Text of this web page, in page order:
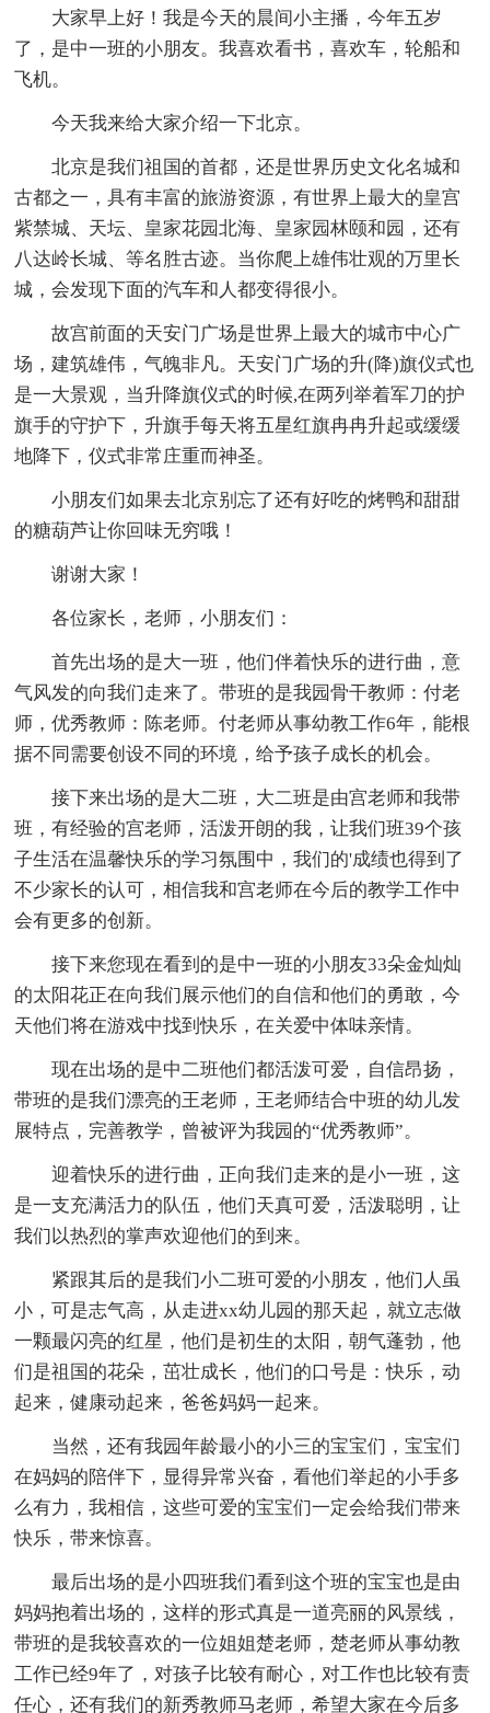
大家早上好！我是今天的晨间小主播，今年五岁
了，是中一班的小朋友。我喜欢看书，喜欢车，轮船和
飞机。
今天我来给大家介绍一下北京。
北京是我们祖国的首都，还是世界历史文化名城和
古都之一，具有丰富的旅游资源，有世界上最大的皇宫
紫禁城、天坛、皇家花园北海、皇家园林颐和园，还有
八达岭长城、等名胜古迹。当你爬上雄伟壮观的万里长
城，会发现下面的汽车和人都变得很小。
故宫前面的天安门广场是世界上最大的城市中心广
场，建筑雄伟，气魄非凡。天安门广场的升(降)旗仪式也
是一大景观，当升降旗仪式的时候,在两列举着军刀的护
旗手的守护下，升旗手每天将五星红旗冉冉升起或缓缓
地降下，仪式非常庄重而神圣。
小朋友们如果去北京别忘了还有好吃的烤鸭和甜甜
的糖葫芦让你回味无穷哦！
谢谢大家！
各位家长，老师，小朋友们：
首先出场的是大一班，他们伴着快乐的进行曲，意
气风发的向我们走来了。带班的是我园骨干教师：付老
师，优秀教师：陈老师。付老师从事幼教工作6年，能根
据不同需要创设不同的环境，给予孩子成长的机会。
接下来出场的是大二班，大二班是由宫老师和我带
班，有经验的宫老师，活泼开朗的我，让我们班39个孩
子生活在温馨快乐的学习氛围中，我们的'成绩也得到了
不少家长的认可，相信我和宫老师在今后的教学工作中
会有更多的创新。
接下来您现在看到的是中一班的小朋友33朵金灿灿
的太阳花正在向我们展示他们的自信和他们的勇敢，今
天他们将在游戏中找到快乐，在关爱中体味亲情。
现在出场的是中二班他们都活泼可爱，自信昂扬，
带班的是我们漂亮的王老师，王老师结合中班的幼儿发
展特点，完善教学，曾被评为我园的“优秀教师”。
迎着快乐的进行曲，正向我们走来的是小一班，这
是一支充满活力的队伍，他们天真可爱，活泼聪明，让
我们以热烈的掌声欢迎他们的到来。
紧跟其后的是我们小二班可爱的小朋友，他们人虽
小，可是志气高，从走进xx幼儿园的那天起，就立志做
一颗最闪亮的红星，他们是初生的太阳，朝气蓬勃，他
们是祖国的花朵，茁壮成长，他们的口号是：快乐，动
起来，健康动起来，爸爸妈妈一起来。
当然，还有我园年龄最小的小三的宝宝们，宝宝们
在妈妈的陪伴下，显得异常兴奋，看他们举起的小手多
么有力，我相信，这些可爱的宝宝们一定会给我们带来
快乐，带来惊喜。
最后出场的是小四班我们看到这个班的宝宝也是由
妈妈抱着出场的，这样的形式真是一道亮丽的风景线，
带班的是我较喜欢的一位姐姐楚老师，楚老师从事幼教
工作已经9年了，对孩子比较有耐心，对工作也比较有责
任心，还有我们的新秀教师马老师，希望大家在今后多